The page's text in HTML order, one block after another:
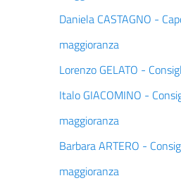
Daniela CASTAGNO -
maggioranza
Lorenzo GELATO -
Italo GIACOMINO -
maggioranza
Barbara ARTERO -
maggioranza